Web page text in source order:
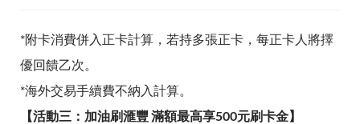
*附卡消費併入正卡計算，若持多張正卡，每正卡人將擇
優回饋乙次。
*海外交易手續費不納入計算。
【活動三：加油刷滙豐 滿額最高享500元刷卡金】